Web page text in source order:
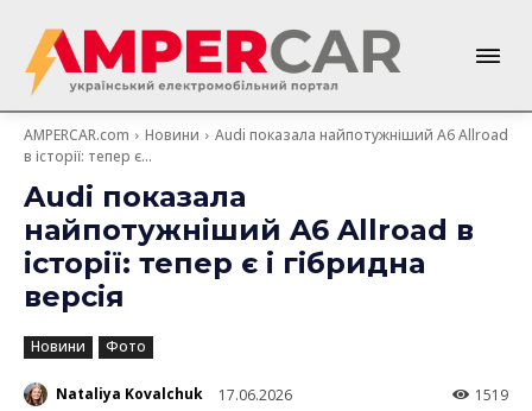
AMPERCAR.com Новини
Audi показала найпотужніший A6 Allroad
в історії: тепер є...
Audi показала
найпотужніший A6 Allroad в
історії: тепер є і гібридна
версія
Новини Фото
Nataliya Kovalchuk 17.06.2026 1519